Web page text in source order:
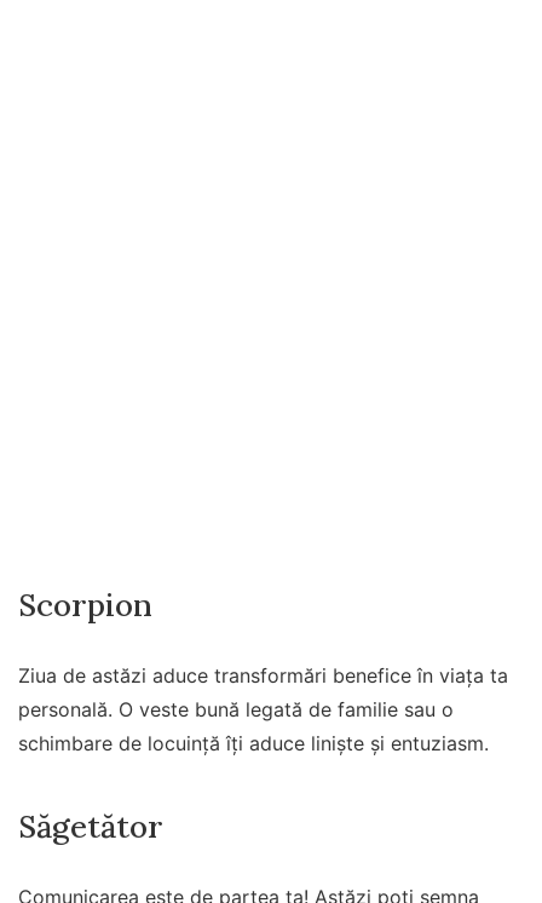
Scorpion
Ziua de astăzi aduce transformări benefice în viața ta
personală. O veste bună legată de familie sau o
schimbare de locuință îți aduce liniște și entuziasm.
Săgetător
Comunicarea este de partea ta! Astăzi poți semna